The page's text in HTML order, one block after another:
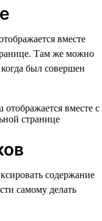
вместе
Там же можно
когда был совершен
содержание
самому делать